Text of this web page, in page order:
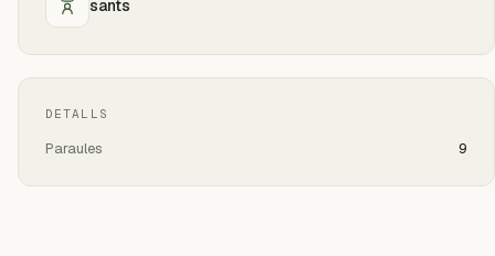
sants
DETALLS
Paraules 9